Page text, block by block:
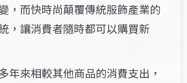
，而快時尚顛覆傳統服飾產業的
，讓消費者隨時都可以購買新
年來相較其他商品的消費支出，